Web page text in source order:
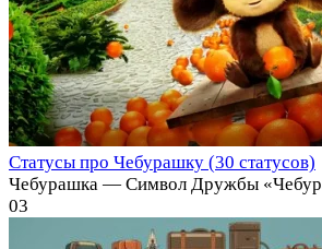
Статусы про Чебурашку (30 статусов)
Чебурашка — Символ Дружбы
03